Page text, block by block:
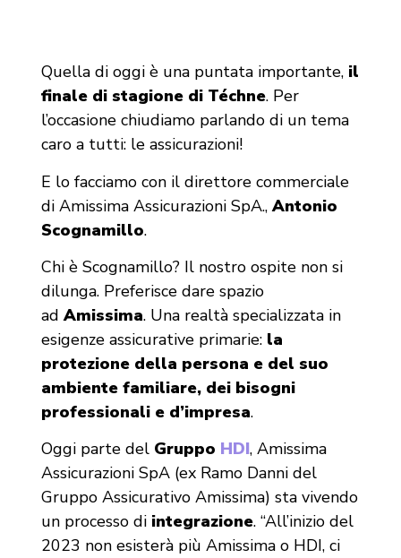
Quella di oggi è una puntata importante,il
finale di stagione di Téchne. Per
l’occasione chiudiamo parlando di un tema
caro a tutti: le assicurazioni!
E lo facciamo con il direttore commerciale
di Amissima Assicurazioni SpA.,Antonio
Scognamillo.
Chi è Scognamillo? Il nostro ospite non si
dilunga. Preferisce dare spazio
ad Amissima. Una realtà specializzata in
esigenze assicurative primarie: la
protezione della persona e del suo
ambiente familiare, dei bisogni
professionali e d’impresa.
Oggi parte del Gruppo HDI, Amissima
Assicurazioni SpA (ex Ramo Danni del
Gruppo Assicurativo Amissima) sta vivendo
un processo di integrazione. “All’inizio del
2023 non esisterà più Amissima o HDI, ci